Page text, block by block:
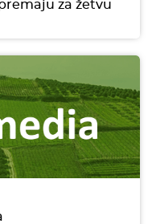
za žetvu